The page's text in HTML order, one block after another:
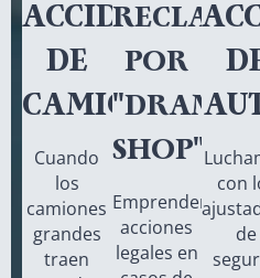
ACCIDENTES
DE
CAMIÓN
Cuando
los
camiones
grandes
traen
POR
"DRAM
SHOP"
Emprendemos
acciones
legales en
con
de